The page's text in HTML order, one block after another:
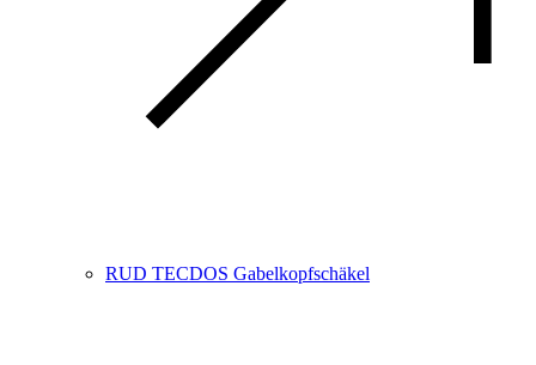
RUD TECDOS Gabelkopfschäkel